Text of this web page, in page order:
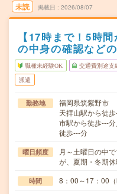
未読 掲載日 2026/08/07
【17時まで！5時
の中身の確認など
職種未経験OK 交通費別途支
派遣
勤務地
福岡県筑紫野市
天拝山駅から徒
市駅から徒歩---
徒歩---分
曜日頻度
月～土曜日の中
が、夏期・冬期
時間 8：00～17：00（